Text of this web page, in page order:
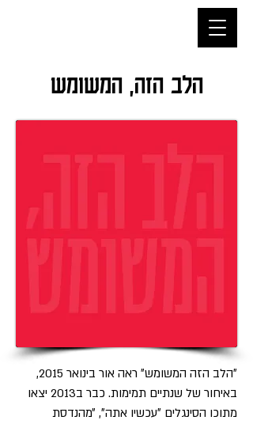
הלב הזה, המשומש
״הלב הזה המשומש״ ראה אור בינואר 2015,
באיחור של שנתיים תמימות. כבר ב2013 יצאו
מתוכו הסינגלים ״עכשיו אתה״, ״מהנדסת